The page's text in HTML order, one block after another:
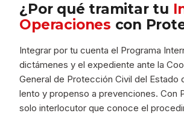
¿Por qué tramitar tu
Operaciones con
Integrar por tu cuenta el Programa
dictámenes y el expediente ante la
General de Protección Civil del Estado
lento y propenso a prevenciones. Con
solo interlocutor que conoce el